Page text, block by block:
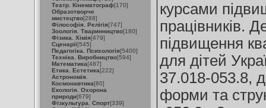
Театр. Кінематограф[170]
Образотворче
мистецтво[288]
Філософія. Релігія[747]
Зоологія. Тваринництво[180]
Фізика. Хімія[479]
Сценарії[545]
Педагогіка. Психологія[5400]
Техніка. Виробництво[594]
Математика[487]
Етика. Естетика[222]
Астрономія.
Космонавтика[80]
Екологія. Охорона
природи[679]
Фізкультура. Спорт[339]
курсами
працівників.
підвищення
для дітей
37.018-053.8,
форми та